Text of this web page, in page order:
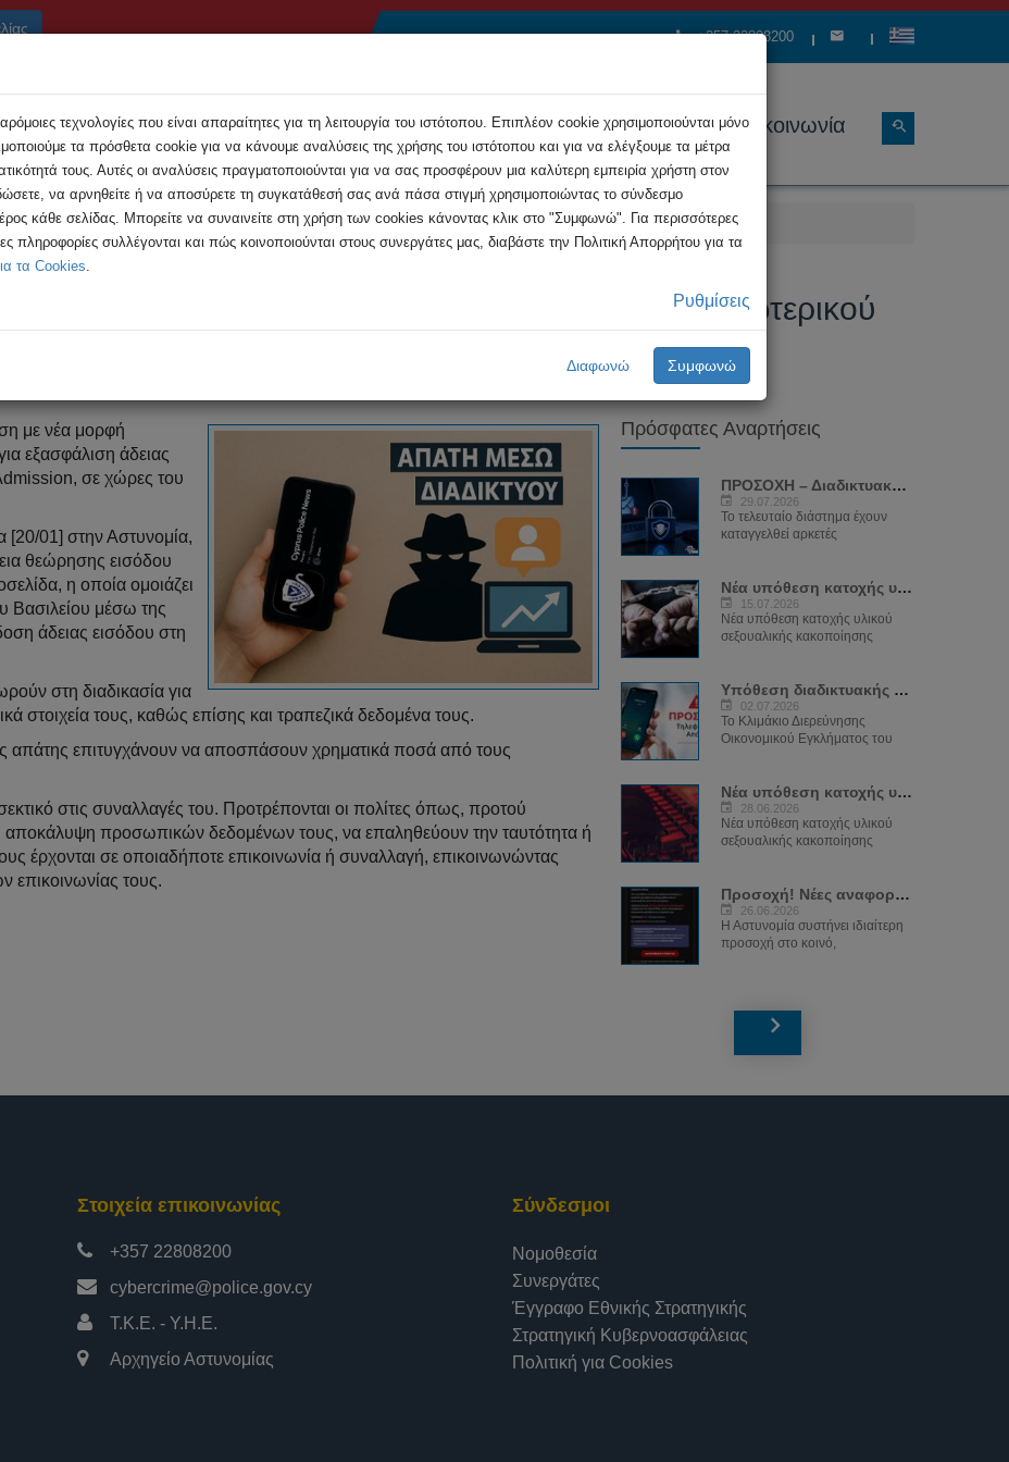
+357 22808200
Αρχική Συμβουλές Εκδηλώσεις Ανακοινώσεις Διάρθρωση Επικοινωνία
Εξασφάλισης Άδειας Εισόδου (VISA) σε Χώρες ...
Άδειας Εισόδου (VISA) σε Χώρες του Εξωτερικού
με νέα μορφή
εξασφάλιση άδειας
σε χώρες του
01] στην Αστυνομία,
θεώρησης εισόδου
η οποία ομοιάζει
Βασιλείου μέσω της
άδειας εισόδου στη
στη διαδικασία για
τους, καθώς επίσης και τραπεζικά δεδομένα τους.
απάτης επιτυγχάνουν να αποσπάσουν χρηματικά ποσά από τους
στις συναλλαγές του. Προτρέπονται οι πολίτες όπως, προτού
προσωπικών δεδομένων τους, να επαληθεύουν την ταυτότητα ή
έρχονται σε οποιαδήποτε επικοινωνία ή συναλλαγή, επικοινωνώντας
τους.
Πρόσφατες Αναρτήσεις
ΠΡΟΣΟΧΗ – Διαδικτυακή απάτη με...
29.07.2026
Το τελευταίο διάστημα έχουν
καταγγελθεί αρκετές
Νέα υπόθεση κατοχής υλικού παιδικής...
15.07.2026
Νέα υπόθεση κατοχής υλικού
σεξουαλικής κακοποίησης
Υπόθεση διαδικτυακής απάτης και...
02.07.2026
Το Κλιμάκιο Διερεύνησης
Οικονομικού Εγκλήματος του
Νέα υπόθεση κατοχής υλικού παιδικής...
28.06.2026
Νέα υπόθεση κατοχής υλικού
σεξουαλικής κακοποίησης
Προσοχή! Νέες αναφορές για παραπλανητικά...
26.06.2026
Η Αστυνομία συστήνει ιδιαίτερη
προσοχή στο κοινό,
Στοιχεία επικοινωνίας
+357 22808200
cybercrime@police.gov.cy
Τ.Κ.Ε. - Υ.Η.Ε.
Αρχηγείο Αστυνομίας
Σύνδεσμοι
Νομοθεσία
Συνεργάτες
Έγγραφο Εθνικής Στρατηγικής
Στρατηγική Κυβερνοασφάλειας
Πολιτική για Cookies
τεχνολογίες που είναι απαραίτητες για τη λειτουργία του ιστότοπου. Επιπλέον cookie χρησιμοποιούνται μόνο
τα πρόσθετα cookie για να κάνουμε αναλύσεις της χρήσης του ιστότοπου και για να ελέγξουμε τα μέτρα
τους. Αυτές οι αναλύσεις πραγματοποιούνται για να σας προσφέρουν μια καλύτερη εμπειρία χρήστη στον
να αρνηθείτε ή να αποσύρετε τη συγκατάθεσή σας ανά πάσα στιγμή χρησιμοποιώντας το σύνδεσμο
κάθε σελίδας. Μπορείτε να συναινείτε στη χρήση των cookies κάνοντας κλικ στο "Συμφωνώ". Για περισσότερες
πληροφορίες συλλέγονται και πώς κοινοποιούνται στους συνεργάτες μας, διαβάστε την Πολιτική Απορρήτου για τα
τα Cookies.
Ρυθμίσεις
Διαφωνώ Συμφωνώ